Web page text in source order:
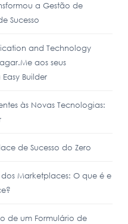
a Gestão de
Sucesso
and Technology
aos seus
Builder
às Novas Tecnologias:
de Sucesso do Zero
Marketplaces: O que é e
de um Formulário de